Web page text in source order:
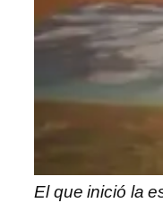
El que inició la